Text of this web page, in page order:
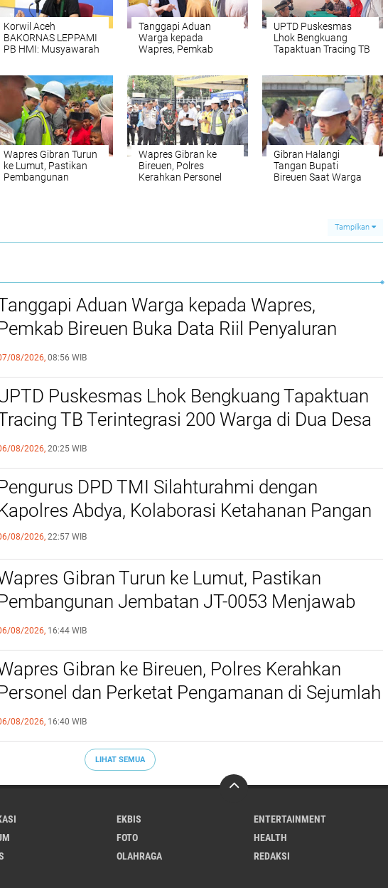
Korwil Aceh
BAKORNAS LEPPAMI
PB HMI: Musyawarah
Petisi Tolak Tambang
di Kecamatan
Samadua, Aceh
Selatan
Tanggapi Aduan
Warga kepada
Wapres, Pemkab
Banjir
UPTD Puskesmas
Lhok Bengkuang
Tapaktuan ‎Tracing TB
Melalui Cek
Kesehatan Gratis
Wapres Gibran Turun
ke Lumut, Pastikan
Pembangunan
Wapres Gibran ke
Bireuen, Polres
Kerahkan Personel
Gibran Halangi
Tangan Bupati
Bireuen Saat Warga
Tampilkan
Aduan Warga kepada Wapres,
Bireuen Buka Data Riil Penyaluran
Banjir
08/2026, 08:56 WIB
Puskesmas Lhok Bengkuang Tapaktuan
TB Terintegrasi 200 Warga di Dua Desa
Cek Kesehatan Gratis
08/2026, 20:25 WIB
DPD TMI Silahturahmi dengan
Abdya, Kolaborasi Ketahanan Pangan
08/2026, 22:57 WIB
Gibran Turun ke Lumut, Pastikan
Jembatan JT-0053 Menjawab
Warga
08/2026, 16:44 WIB
Gibran ke Bireuen, Polres Kerahkan
dan Perketat Pengamanan di Sejumlah
08/2026, 16:40 WIB
LIHAT SEMUA
EKBIS
ENTERTAINMENT
FOTO
HEALTH
OLAHRAGA
REDAKSI